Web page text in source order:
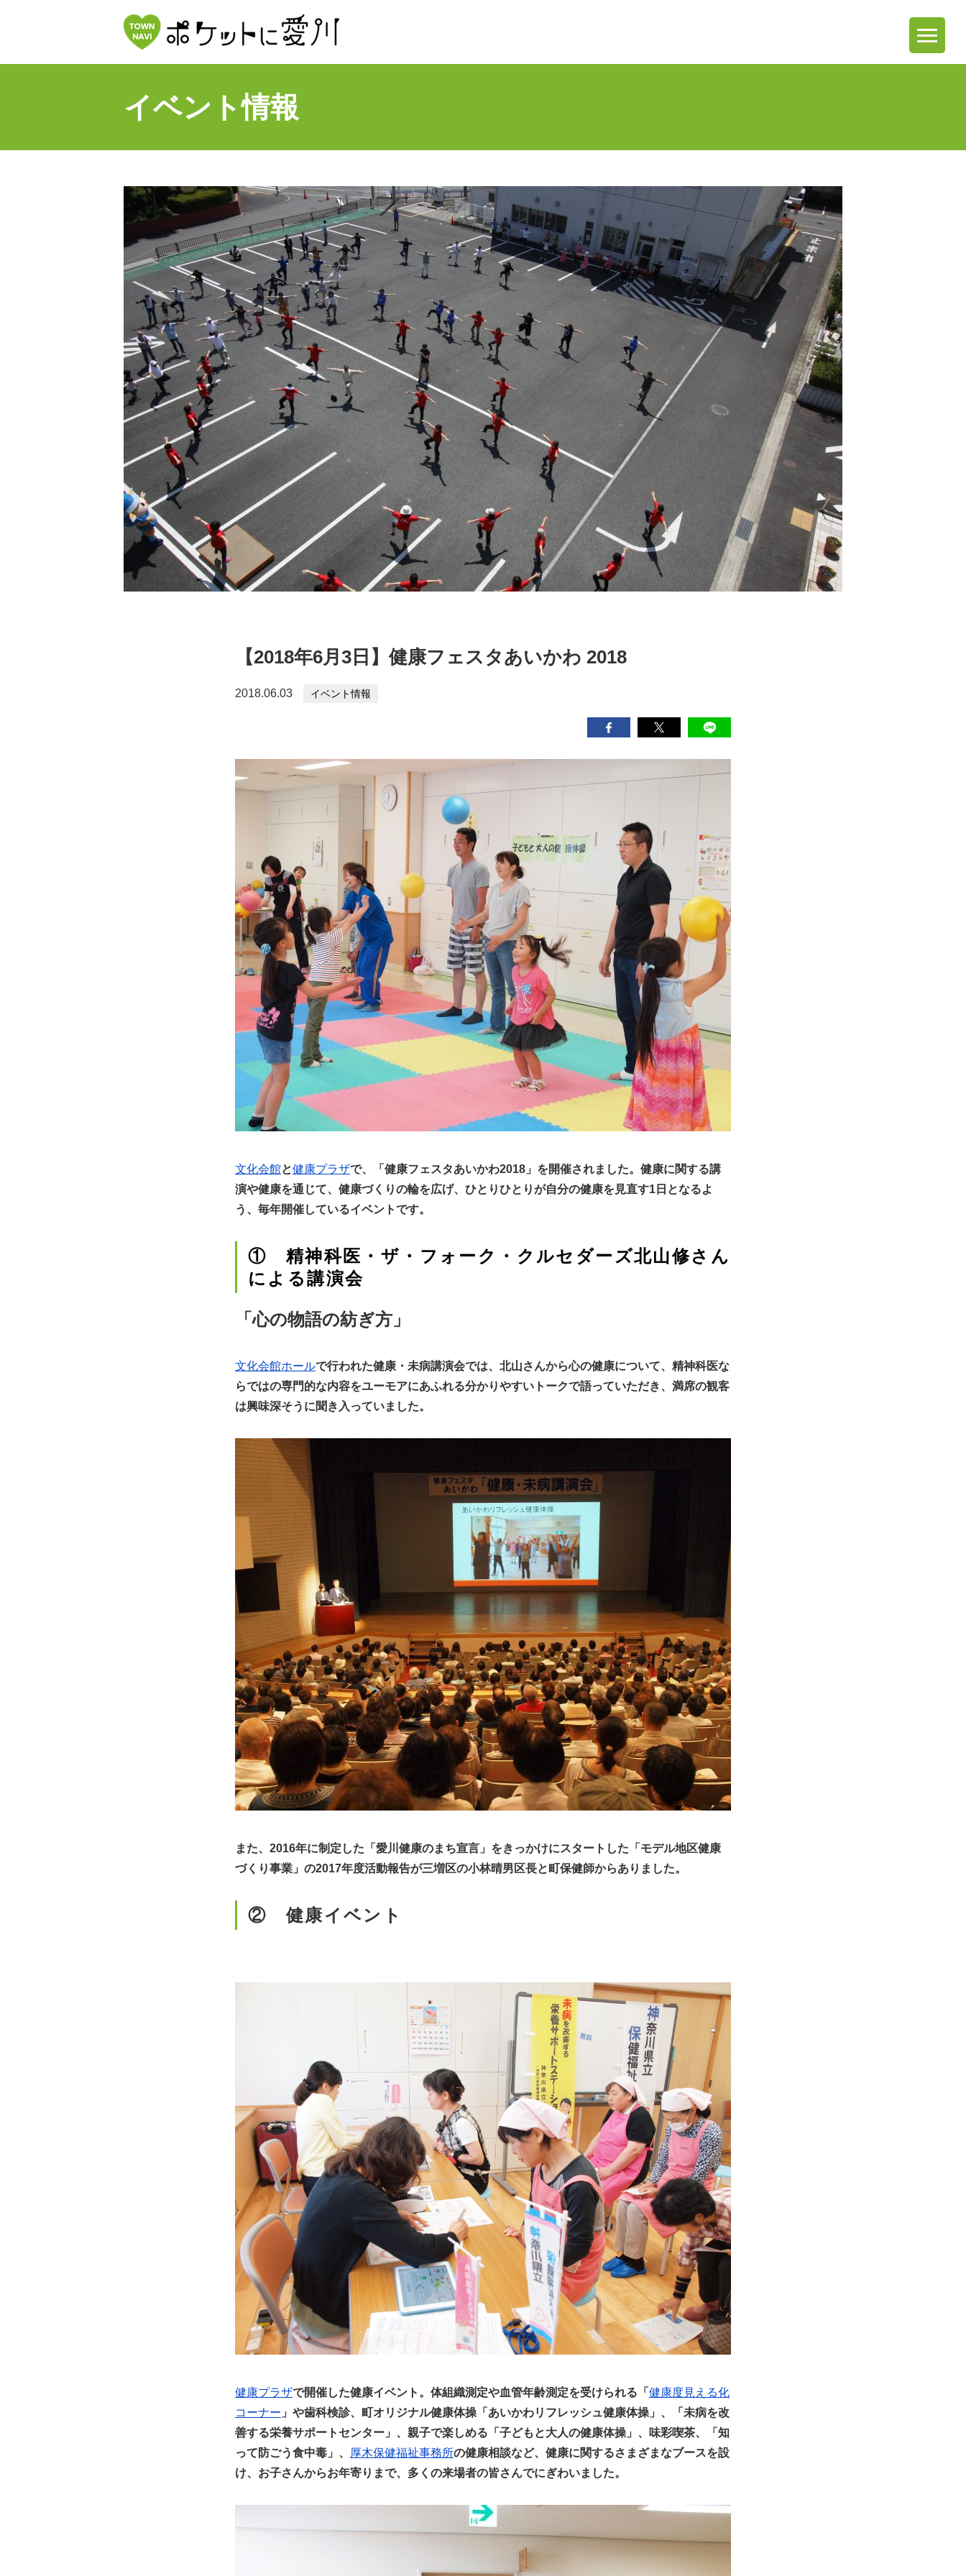
イベント情報
【2018年6月3日】健康フェスタあいかわ 2018
2018.06.03 イベント情報
文化会館と健康プラザで、「健康フェスタあいかわ2018」を開催されました。健康に関する講
演や健康を通じて、健康づくりの輪を広げ、ひとりひとりが自分の健康を見直す1日となるよ
う、毎年開催しているイベントです。
① 精神科医・ザ・フォーク・クルセダーズ北山修さん
による講演会
「心の物語の紡ぎ方」
文化会館ホールで行われた健康・未病講演会では、北山さんから心の健康について、精神科医な
らではの専門的な内容をユーモアにあふれる分かりやすいトークで語っていただき、満席の観客
は興味深そうに聞き入っていました。
また、2016年に制定した「愛川健康のまち宣言」をきっかけにスタートした「モデル地区健康
づくり事業」の2017年度活動報告が三増区の小林晴男区長と町保健師からありました。
② 健康イベント
健康プラザで開催した健康イベント。体組織測定や血管年齢測定を受けられる「 健康度見える化
コーナー 」や歯科検診、町オリジナル健康体操「あいかわリフレッシュ健康体操」、「未病を改
善する栄養サポートセンター」、親子で楽しめる「子どもと大人の健康体操」、味彩喫茶、「知
って防ごう食中毒」、
厚木保健福祉事務所の健康相談など、健康に関するさまざまなブースを設
け、お子さんからお年寄りまで、多くの来場者の皆さんでにぎわいました。